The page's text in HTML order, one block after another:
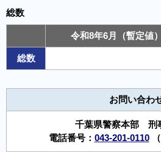
総数
令和8年6月（暫定値）
総数
お問い合わ
千葉県警察本部 刑
電話番号： 043-201-0110（